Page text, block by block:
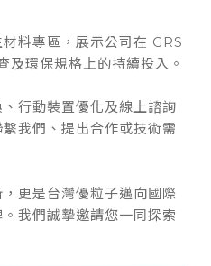
料專區，展示公司在 GRS
環保規格上的持續投入。
行動裝置優化及線上諮詢
我們、提出合作或技術需
更是台灣優粒子邁向國際
我們誠摯邀請您一同探索